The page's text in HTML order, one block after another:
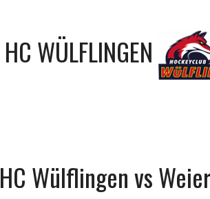
HC WÜLFLINGEN
HC Wülflingen vs